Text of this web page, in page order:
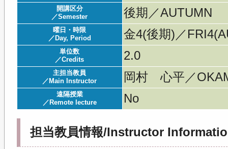
開講区分
／Semester
後期／AUTUMN
曜日・時限
／Day, Period
金4(後期)／
単位数
／Credits
2.0
主担当教員
／Main Instructor
岡村 心平／
遠隔授業
／Remote lecture
No
担当教員情報/Instructor